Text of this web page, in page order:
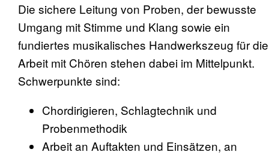
Die sichere Leitung von Proben, der bewusste
Umgang mit Stimme und Klang sowie ein
fundiertes musikalisches Handwerkszeug für die
Arbeit mit Chören stehen dabei im Mittelpunkt.
Schwerpunkte sind:
Chordirigieren, Schlagtechnik und
Probenmethodik
Arbeit an Auftakten und Einsätzen, an